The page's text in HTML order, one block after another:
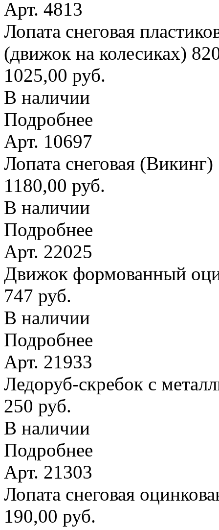
Арт. 4813
Лопата снеговая
(движок на колесиках)
1025,00 руб.
В наличии
Подробнее
Арт. 10697
Лопата снеговая
1180,00 руб.
В наличии
Подробнее
Арт. 22025
Движок формованный
747 руб.
В наличии
Подробнее
Арт. 21933
Ледоруб-скребок с
250 руб.
В наличии
Подробнее
Арт. 21303
Лопата снеговая
190,00 руб.